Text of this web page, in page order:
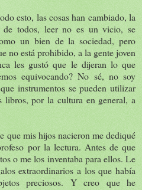
esto, las cosas han cambiado, la
todos, leer no es un vicio, se
un bien de la sociedad, pero
no está prohibido, a la gente joven
les gustó que le dijeran lo que
equivocando? No sé, no soy
instrumentos se pueden utilizar
libros, por la cultura en general, a
que mis hijos nacieron me dediqué
por la lectura. Antes de que
o me los inventaba para ellos. Le
extraordinarios a los que había
preciosos. Y creo que he